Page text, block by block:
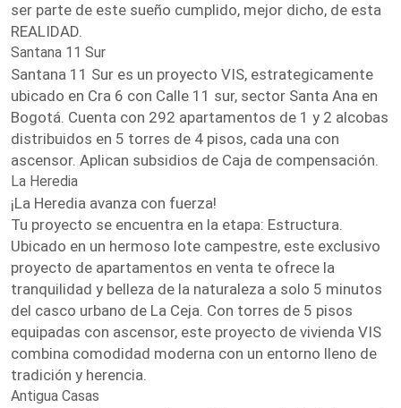
ser parte de este sueño cumplido, mejor dicho, de esta
REALIDAD.
Santana 11 Sur
Santana 11 Sur es un proyecto VIS, estrategicamente
ubicado en Cra 6 con Calle 11 sur, sector Santa Ana en
Bogotá. Cuenta con 292 apartamentos de 1 y 2 alcobas
distribuidos en 5 torres de 4 pisos, cada una con
ascensor. Aplican subsidios de Caja de compensación.
La Heredia
¡La Heredia avanza con fuerza!
Tu proyecto se encuentra en la etapa: Estructura.
Ubicado en un hermoso lote campestre, este exclusivo
proyecto de apartamentos en venta te ofrece la
tranquilidad y belleza de la naturaleza a solo 5 minutos
del casco urbano de La Ceja. Con torres de 5 pisos
equipadas con ascensor, este proyecto de vivienda VIS
combina comodidad moderna con un entorno lleno de
tradición y herencia.
Antigua Casas